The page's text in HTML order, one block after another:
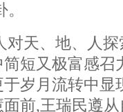
对天、地、人
短又极富感召
岁月流转中显
前,王瑞民遵